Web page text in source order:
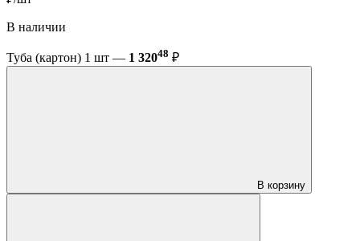
В наличии
Туба (картон) 1 шт — 1 32048 ₽
В корзину